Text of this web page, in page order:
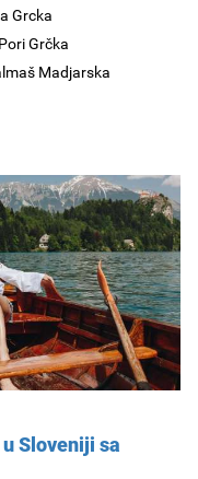
Grcka
Grčka
Madjarska
Sloveniji sa